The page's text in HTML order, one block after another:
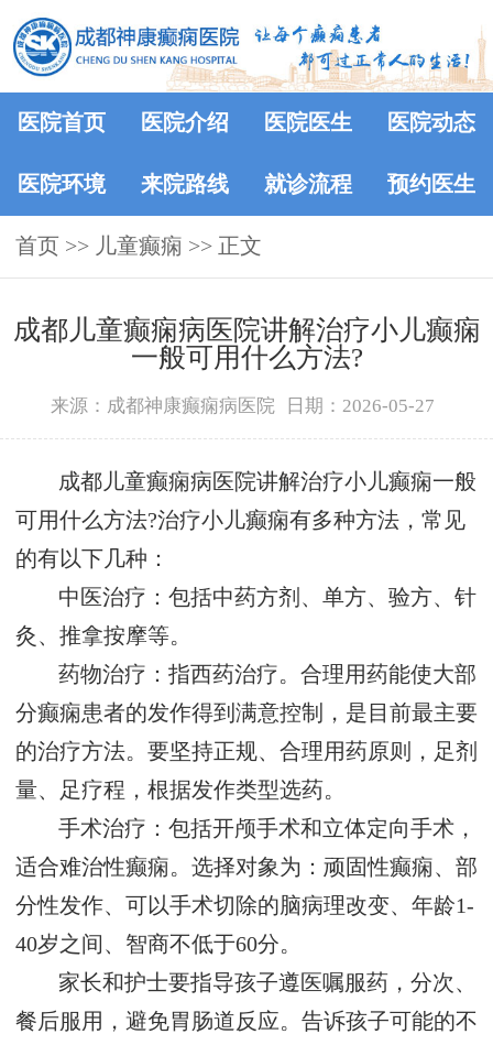
医院首页 医院介绍 医院医生 医院动态
医院环境 来院路线 就诊流程 预约医生
首页 >> 儿童癫痫 >> 正文
成都儿童癫痫病医院讲解治疗小儿癫痫
一般可用什么方法?
来源：成都神康癫痫病医院 日期：2026-05-27
成都儿童癫痫病医院讲解治疗小儿癫痫一般
可用什么方法?治疗小儿癫痫有多种方法，常见
的有以下几种：
中医治疗：包括中药方剂、单方、验方、针
灸、推拿按摩等。
药物治疗：指西药治疗。合理用药能使大部
分癫痫患者的发作得到满意控制，是目前最主要
的治疗方法。要坚持正规、合理用药原则，足剂
量、足疗程，根据发作类型选药。
手术治疗：包括开颅手术和立体定向手术，
适合难治性癫痫。选择对象为：顽固性癫痫、部
分性发作、可以手术切除的脑病理改变、年龄1-
40岁之间、智商不低于60分。
家长和护士要指导孩子遵医嘱服药，分次、
餐后服用，避免胃肠道反应。告诉孩子可能的不